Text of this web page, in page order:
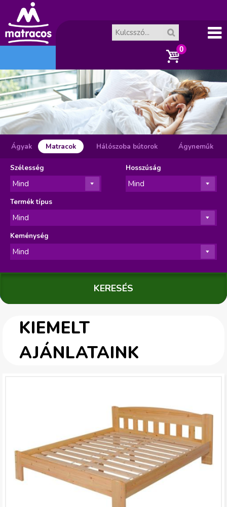
A
ko
sár
ür
Ágyak Matracok (aktív fül)Hálószoba bútorok Ágyneműk
Szélesség Hosszúság
Termék típus
Keménység
KIEMELT
AJÁNLATAINK